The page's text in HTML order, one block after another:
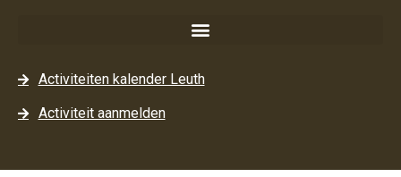
Activiteiten kalender Leuth
Activiteit aanmelden